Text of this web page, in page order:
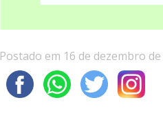
Postado em 16 de dezembro